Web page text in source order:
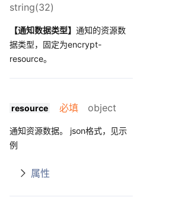
string(32)
【通知数据类型】 通知的资源数
据类型，固定为encrypt-
resource。
resource 必填 object
通知资源数据。 json格式，见示
例
属性